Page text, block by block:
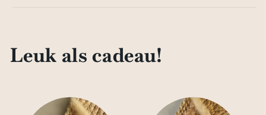
Leuk als cadeau!